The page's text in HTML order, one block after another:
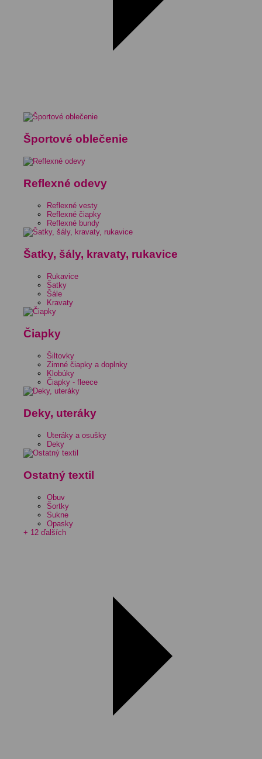
Športové oblečenie
Reflexné odevy
Reflexné vesty
Reflexné čiapky
Reflexné bundy
Šatky, šály, kravaty, rukavice
Rukavice
Šatky
Šále
Kravaty
Čiapky
Šiltovky
Zimné čiapky a doplnky
Klobúky
Čiapky - fleece
Deky, uteráky
Uteráky a osušky
Deky
Ostatný textil
Obuv
Šortky
Sukne
Opasky
+ 12 ďalších